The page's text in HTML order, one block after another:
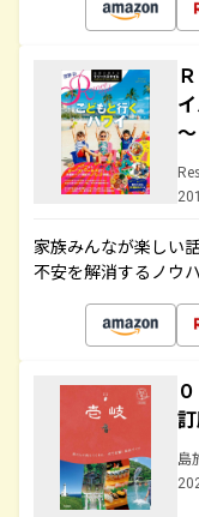
家族みんなが楽しい
不安を解消するノウ
島